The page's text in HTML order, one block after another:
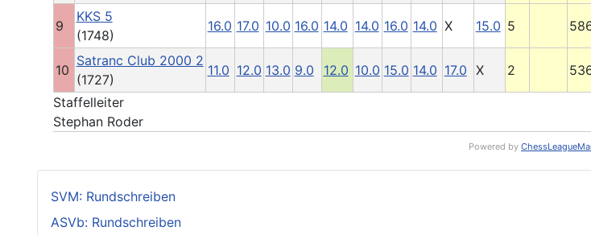
9
KKS 5
(1748)
16.0 17.0 10.0 16.0 14.0 14.0 16.0 14.0 X 15.0 5
10
Satranc Club 2000 2
(1727)
11.0 12.0 13.0 9.0 12.0 10.0 15.0 14.0 17.0 X 2
Staffelleiter
Stephan Roder
Powered by
SVM: Rundschreiben
ASVb: Rundschreiben